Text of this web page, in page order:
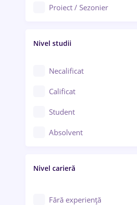
Bistrița (Bistrița-Năsăud)
Automatizări
Cercetare - dezvoltare
Chimie / Biochimie
Confecții / Design
Construcții / Instalații
Controlul calității
Educație / Training / Arte
Proiect / Sezonier
Nivel studii
Necalificat
Calificat
Student
Absolvent
Nivel carieră
Fără experiență